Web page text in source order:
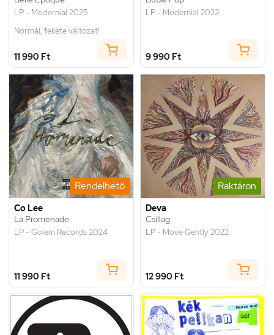
LP - Modernial 2025
Normál, fekete változat!
11 990 Ft
LP - Modernial 2022
9 990 Ft
Rendelhető
Co Lee
La Promenade
LP - Golem Records 2024
11 990 Ft
Raktáron
Deva
Csillag
LP - Move Gently 2022
12 990 Ft